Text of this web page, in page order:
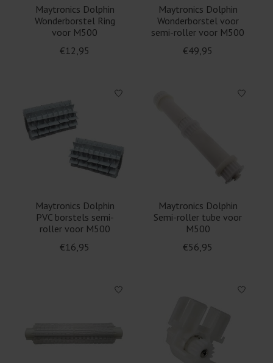
Maytronics Dolphin
Wonderborstel Ring
voor M500
€12,95
Maytronics Dolphin
Wonderborstel voor
semi-roller voor M500
€49,95
Maytronics Dolphin
PVC borstels semi-
roller voor M500
€16,95
Maytronics Dolphin
Semi-roller tube voor
M500
€56,95